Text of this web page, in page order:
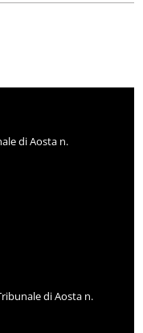
di Aosta n.
di Aosta n.